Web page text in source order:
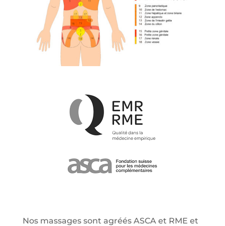
Nos massages sont agréés ASCA et RME et